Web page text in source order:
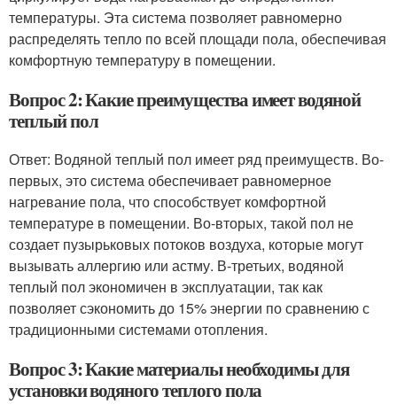
температуры. Эта система позволяет равномерно
распределять тепло по всей площади пола, обеспечивая
комфортную температуру в помещении.
Вопрос 2: Какие преимущества имеет водяной
теплый пол
Ответ: Водяной теплый пол имеет ряд преимуществ. Во-
первых, это система обеспечивает равномерное
нагревание пола, что способствует комфортной
температуре в помещении. Во-вторых, такой пол не
создает пузырьковых потоков воздуха, которые могут
вызывать аллергию или астму. В-третьих, водяной
теплый пол экономичен в эксплуатации, так как
позволяет сэкономить до 15% энергии по сравнению с
традиционными системами отопления.
Вопрос 3: Какие материалы необходимы для
установки водяного теплого пола